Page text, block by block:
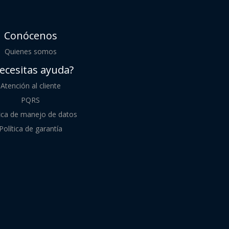
Conócenos
Quienes somos
ayuda?
Atención al cliente
PQRS
de manejo de datos
Política de garantía